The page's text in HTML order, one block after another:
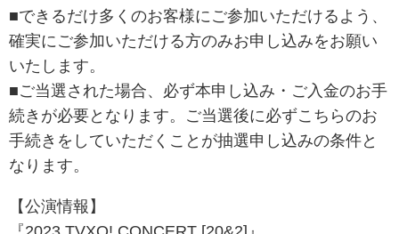
■できるだけ多くのお客様にご参加いただけるよう、
確実にご参加いただける方のみお申し込みをお願い
いたします。
■ご当選された場合、必ず本申し込み・ご入金のお手
続きが必要となります。ご当選後に必ずこちらのお
手続きをしていただくことが抽選申し込みの条件と
なります。
【公演情報】